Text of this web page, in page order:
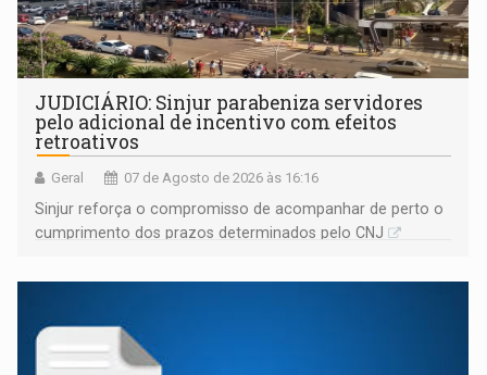
JUDICIÁRIO: Sinjur parabeniza servidores
pelo adicional de incentivo com efeitos
retroativos
Geral 07 de Agosto de 2026 às 16:16
Sinjur reforça o compromisso de acompanhar de perto o
cumprimento dos prazos determinados pelo CNJ